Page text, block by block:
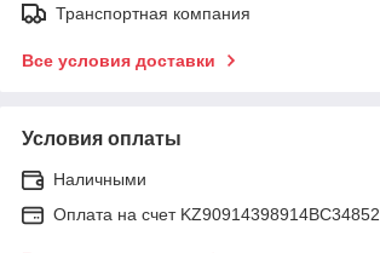
Транспортная компания
Все условия доставки
Условия оплаты
Наличными
Оплата на счет KZ90914398914ВС34852